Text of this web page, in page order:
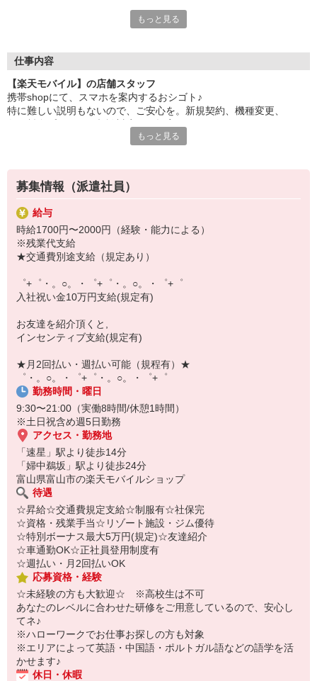
各キャリアの新機種が特別価格で購入OK！！
特別割引価格でご利用可能☆
お得に過ごしたいあなたの味方です♪
【選べるお仕事いろいろ】
事務、経理、データ入力、コールセンター、受付
▼工場・製造・軽作業系
機械/食品製造・梱包・仕分け・加工・組立・検査
▼美容系
眉毛サロンのアイブロウ・ネイリスト・エステ
▼営業・販売
法人営業・アパレル販売・個別指導塾・人材紹介
▼人気案件も多数♪
短期・期間限定・オープニング・官公庁案件
上場/優良/大手企業など
【スマホ面接実施中】
￣￣￣￣￣￣￣￣￣
自宅に居ながらスマホでカンタン面接OK！
オンライン面談なのでスピード対応。
即日登録もOK♪
気になった方はお気軽にご相談ください！
もっと見る
仕事内容
【楽天モバイル】の店舗スタッフ
携帯shopにて、スマホを案内するおシゴト♪
特に難しい説明もないので、ご安心を。新規契約、機種変更、
満足度◎
■携帯やインターネット販売業務
docomo(ドコモ)/au(エーユー)・KDDI/softbank(ソフトバンク)など
の大手キャリアから
ワイモバイル(Y!mobille)、楽天モバイル、UQなど格安スマホまで幅
広く紹介可能♪
もっと見る
募集情報（派遣社員）
給与
時給1700円〜2000円（経験・能力による）
※残業代支給
★交通費別途支給（規定あり）
゜+゜・。○。・゜+゜・。○。・゜+゜
入社祝い金10万円支給(規定有)
お友達を紹介頂くと,
インセンティブ支給(規定有)
★月2回払い・週払い可能（規程有）★
゜・。○。・゜+゜・。○。・゜+゜
勤務時間・曜日
9:30〜21:00（実働8時間/休憩1時間）
※土日祝含め週5日勤務
アクセス・勤務地
「速星」駅より徒歩14分
「婦中鵜坂」駅より徒歩24分
富山県富山市の楽天モバイルショップ
待遇
☆昇給☆交通費規定支給☆制服有☆社保完
☆資格・残業手当☆リゾート施設・ジム優待
☆特別ボーナス最大5万円(規定)☆友達紹介
☆車通勤OK☆正社員登用制度有
☆週払い・月2回払いOK
応募資格・経験
☆未経験の方も大歓迎☆ ※高校生は不可
あなたのレベルに合わせた研修をご用意しているので、安心し
てネ♪
※ハローワークでお仕事お探しの方も対象
※エリアによって英語・中国語・ポルトガル語などの語学を活
かせます♪
休日・休暇